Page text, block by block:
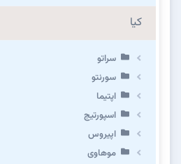
کیا
سراتو
سورنتو
اپتیما
اسپورتیج
اپیروس
موهاوی